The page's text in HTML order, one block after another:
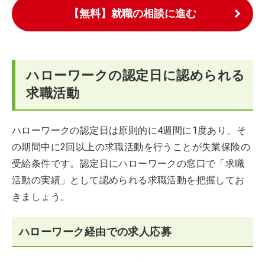
【無料】就職の相談に進む
ハローワークの認定日に認められる
求職活動
ハローワークの認定日は原則的に4週間に1度あり、そ
の期間中に2回以上の求職活動を行うことが失業保険の
受給条件です。認定日にハローワークの窓口で「求職
活動の実績」として認められる求職活動を把握してお
きましょう。
ハローワーク経由での求人応募